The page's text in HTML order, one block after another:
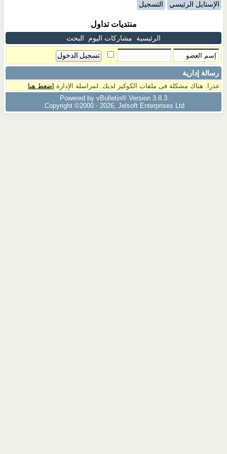
الإستايل الرئيسي التسجيل
منتديات تداول
الرئيسية مشاركات اليوم البحث
رسالة إدارية
عذرا. هناك مشكلة فى ملفات الكوكيز لديك. لمراسلة الإدارة اضغط هنا
Powered by vBulletin® Version 3.8.3
Copyright ©2000 - 2026, Jelsoft Enterprises Ltd.